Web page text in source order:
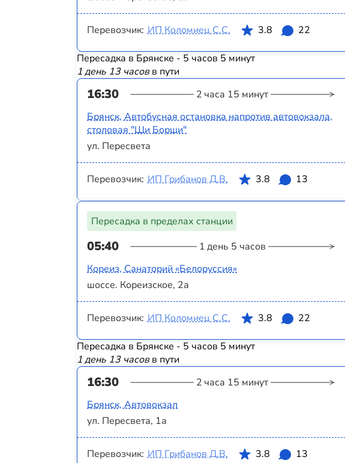
Перевозчик: ИП Коломиец С.С. 3.8 22
Пересадка в Брянске - 5 часов 5 минут
1 день 13 часовв пути
16:30 2 часа 15 минут
Брянск, Автобусная остановка напротив автовокзала,
столовая "Щи Борщи"
ул. Пересвета
Перевозчик: ИП Грибанов Д.В. 3.8 13
Пересадка в пределах станции
05:40 1 день 5 часов
Кореиз, Санаторий «Белоруссия»
шоссе. Кореизское, 2а
Перевозчик: ИП Коломиец С.С. 3.8 22
Пересадка в Брянске - 5 часов 5 минут
1 день 13 часовв пути
16:30 2 часа 15 минут
Брянск, Автовокзал
ул. Пересвета, 1а
Перевозчик: ИП Грибанов Д.В. 3.8 13